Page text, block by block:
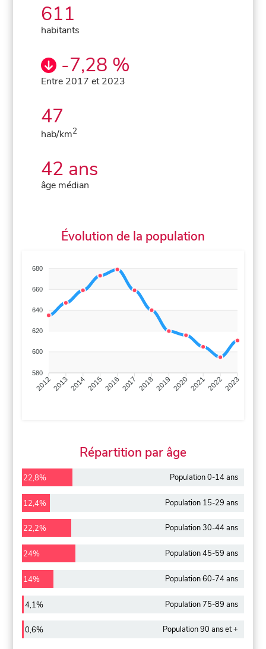
611
habitants
-7,28 %
Entre 2017 et 2023
47
hab/km2
42 ans
âge médian
Évolution de la population
680
660
640
620
600
580
201220132014201520162017 20182019 2020202120222023
Répartition par âge
22,8% Population 0-14 ans
12,4% Population 15-29 ans
22,2% Population 30-44 ans
24% Population 45-59 ans
14% Population 60-74 ans
4,1% Population 75-89 ans
0,6% Population 90 ans et +